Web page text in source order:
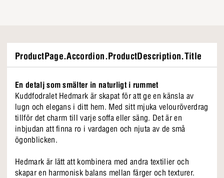
ProductPage.Accordion.ProductDescription.Title
En detalj som smälter in naturligt i rummet
Kuddfodralet Hedmark är skapat för att ge en känsla av
lugn och elegans i ditt hem. Med sitt mjuka velouröverdrag
tillför det charm till varje soffa eller säng. Det är en
inbjudan att finna ro i vardagen och njuta av de små
ögonblicken.
Hedmark är lätt att kombinera med andra textilier och
skapar en harmonisk balans mellan färger och texturer.